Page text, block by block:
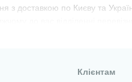
з доставкою по Києву та
Клієнтам